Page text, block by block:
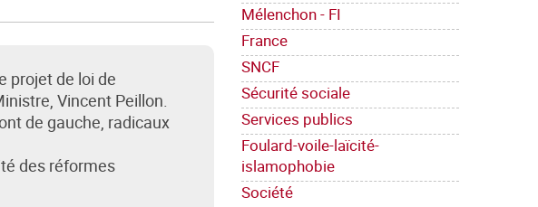
Mélenchon - FI
France
SNCF
Sécurité sociale
Services publics
Foulard-voile-laïcité-
islamophobie
Société
projet de loi de
Vincent Peillon.
de gauche, radicaux
des réformes